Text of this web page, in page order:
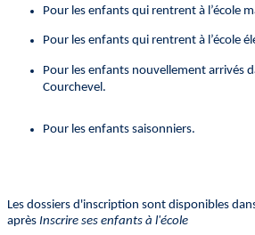
Pour les enfants qui rentrent à l’école
Pour les enfants qui rentrent à l’école
Pour les enfants nouvellement arrivés
Courchevel.
Pour les enfants saisonniers.
Les dossiers d'inscription sont disponibles
après Inscrire ses enfants à l'école